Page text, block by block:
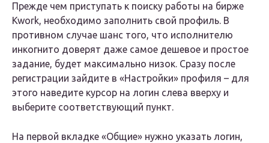
Прежде чем приступать к поиску работы на бирже
Kwork, необходимо заполнить свой профиль. В
противном случае шанс того, что исполнителю
инкогнито доверят даже самое дешевое и простое
задание, будет максимально низок. Сразу после
регистрации зайдите в «Настройки» профиля – для
этого наведите курсор на логин слева вверху и
выберите соответствующий пункт.
На первой вкладке «Общие» нужно указать логин,